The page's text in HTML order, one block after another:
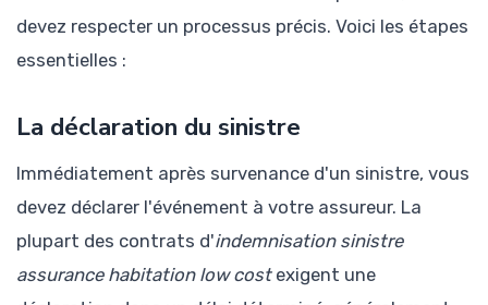
devez respecter un processus précis. Voici les étapes
essentielles :
La déclaration du sinistre
Immédiatement après survenance d'un sinistre, vous
devez déclarer l'événement à votre assureur. La
plupart des contrats d'indemnisation sinistre
assurance habitation low costexigent une